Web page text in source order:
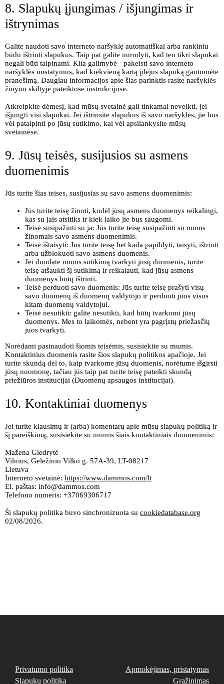
8. Slapukų įjungimas / išjungimas ir
ištrynimas
Galite naudoti savo interneto naršyklę automatiškai arba rankiniu
būdu ištrinti slapukus. Taip pat galite nurodyti, kad ten tikri slapukai
negali būti talpinami. Kita galimybė - pakeisti savo interneto
naršyklės nustatymus, kad kiekvieną kartą įdėjus slapuką gautumėte
pranešimą. Daugiau informacijos apie šias parinktis rasite naršyklės
žinyno skiltyje pateiktose instrukcijose.
Atkreipkite dėmesį, kad mūsų svetainė gali tinkamai neveikti, jei
išjungti visi slapukai. Jei ištrinsite slapukus iš savo naršyklės, jie bus
vėl patalpinti po jūsų sutikimo, kai vėl apsilankysite mūsų
svetainėse.
9. Jūsų teisės, susijusios su asmens
duomenimis
Jūs turite šias teises, susijusias su savo asmens duomenimis:
Jūs turite teisę žinoti, kodėl jūsų asmens duomenys reikalingi,
kas su jais atsitiks ir kiek laiko jie bus saugomi.
Teisė susipažinti su ja: Jūs turite teisę susipažinti su mums
žinomais savo asmens duomenimis.
Teisė ištaisyti: Jūs turite teisę bet kada papildyti, taisyti, ištrinti
arba užblokuoti savo asmens duomenis.
Jei duodate mums sutikimą tvarkyti jūsų duomenis, turite
teisę atšaukti šį sutikimą ir reikalauti, kad jūsų asmens
duomenys būtų ištrinti.
Teisė perduoti savo duomenis: Jūs turite teisę prašyti visų
savo duomenų iš duomenų valdytojo ir perduoti juos visus
kitam duomenų valdytojui.
Teisė nesutikti: galite nesutikti, kad būtų tvarkomi jūsų
duomenys. Mes to laikomės, nebent yra pagrįstų priežasčių
juos tvarkyti.
Norėdami pasinaudoti šiomis teisėmis, susisiekite su mumis.
Kontaktinius duomenis rasite šios slapukų politikos apačioje. Jei
turite skundą dėl to, kaip tvarkome jūsų duomenis, norėtume išgirsti
jūsų nuomonę, tačiau jūs taip pat turite teisę pateikti skundą
priežiūros institucijai (Duomenų apsaugos institucijai).
10. Kontaktiniai duomenys
Jei turite klausimų ir (arba) komentarų apie mūsų slapukų politiką ir
šį pareiškimą, susisiekite su mumis šiais kontaktiniais duomenimis:
Mažena Giedrytė
Vilnius, Geležinio Vilko g. 57A-39, LT-08217
Lietuva
Interneto svetainė: https://www.dammos.com/lt
El. paštas: info@dammos.com
Telefono numeris: +37069306717
Ši slapukų politika buvo sinchronizuota su cookiedatabase.org
02/08/2026.
Privatumo politika
Slapukų politika
Apmokėjimas, pristatymas
Grąžinimas